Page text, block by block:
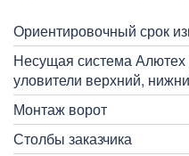
Ориентировочный срок
Несущая система Алютех
уловители верхний,
Монтаж ворот
Столбы заказчика